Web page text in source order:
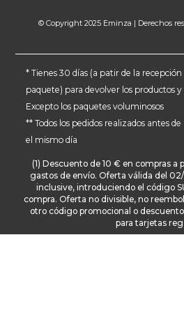
© Copyright 2025 Eminza | Derechos
* Tienes 30 días (a patir de la
paquete) para devolver los productos y
Excepto los paquetes voluminosos
** Todos los pedidos realizados antes
el mismo día
(1) Descuento de 10 € en compras
gastos de envío. Oferta válida del
inclusive, introduciendo el código
compra. Oferta no divisible, no
otro código promocional o
para tarjetas